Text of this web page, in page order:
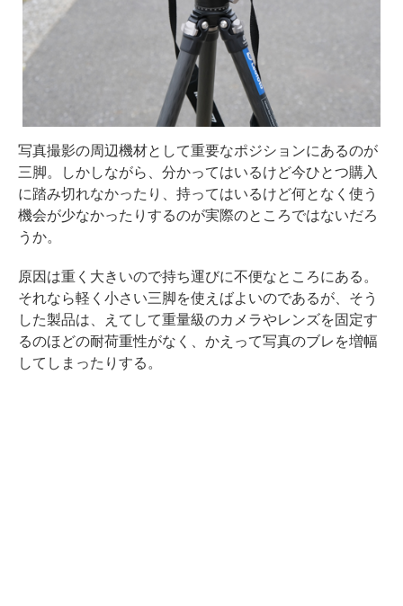
写真撮影の周辺機材として重要なポジションにあるのが
三脚。しかしながら、分かってはいるけど今ひとつ購入
に踏み切れなかったり、持ってはいるけど何となく使う
機会が少なかったりするのが実際のところではないだろ
うか。
原因は重く大きいので持ち運びに不便なところにある。
それなら軽く小さい三脚を使えばよいのであるが、そう
した製品は、えてして重量級のカメラやレンズを固定す
るのほどの耐荷重性がなく、かえって写真のブレを増幅
してしまったりする。